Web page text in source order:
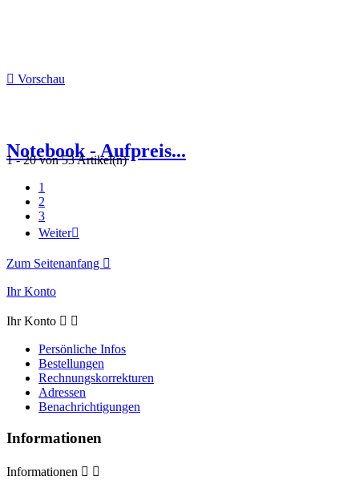
 Vorschau
Notebook - Aufpreis...
1 - 20 von 53 Artikel(n)
1
2
3
Weiter
Zum Seitenanfang 
Ihr Konto
Ihr Konto  
Persönliche Infos
Bestellungen
Rechnungskorrekturen
Adressen
Benachrichtigungen
Informationen
Informationen  